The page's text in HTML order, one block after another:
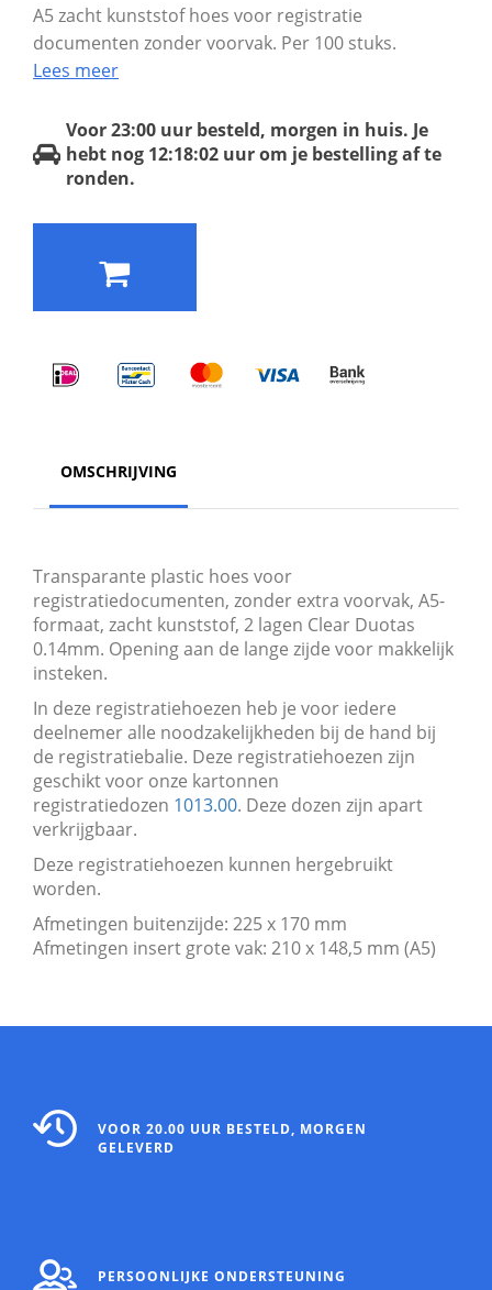
A5 zacht kunststof hoes voor registratie
documenten zonder voorvak. Per 100 stuks.
Lees meer
Voor 23:00 uur besteld, morgen in huis. Je
hebt nog 12:18:02 uur om je bestelling af te
ronden.
OMSCHRIJVING
Transparante plastic hoes voor
registratiedocumenten, zonder extra voorvak, A5-
formaat, zacht kunststof, 2 lagen Clear Duotas
0.14mm. Opening aan de lange zijde voor makkelijk
insteken.
In deze registratiehoezen heb je voor iedere
deelnemer alle noodzakelijkheden bij de hand bij
de registratiebalie. Deze registratiehoezen zijn
geschikt voor onze kartonnen
registratiedozen 1013.00. Deze dozen zijn apart
verkrijgbaar.
Deze registratiehoezen kunnen hergebruikt
worden.
Afmetingen buitenzijde: 225 x 170 mm
Afmetingen insert grote vak: 210 x 148,5 mm (A5)
VOOR 20.00 UUR BESTELD, MORGEN
GELEVERD
PERSOONLIJKE ONDERSTEUNING